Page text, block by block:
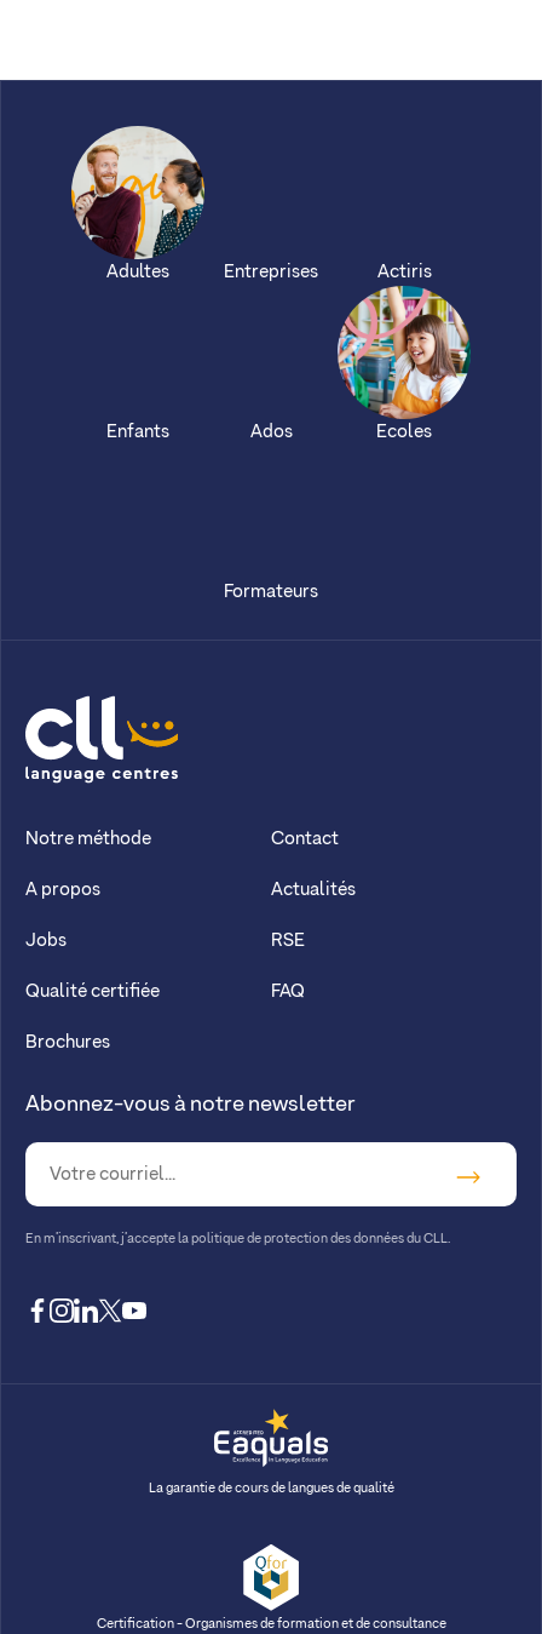
Adultes Entreprises Actiris
Enfants Ados Ecoles
Formateurs
CLL
Notre méthode
A propos
Jobs
Qualité certifiée
Brochures
Contact
Actualités
RSE
FAQ
Abonnez-vous à notre newsletter
En m’inscrivant, j’accepte la politique de protection des données du CLL.
facebook
instagram
linkedin
twitteryoutube
La garantie de cours de langues de qualité
Certification - Organismes de formation et de consultance